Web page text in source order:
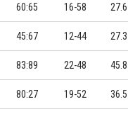
60:65 16-58 27.6
45:67 12-44 27.3
83:89 22-48 45.8
80:27 19-52 36.5